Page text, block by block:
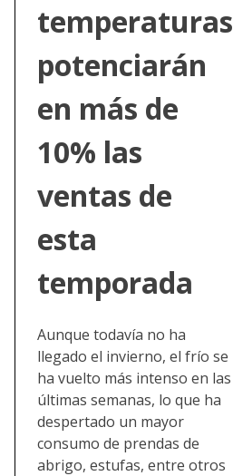
temperaturas
potenciarán
en más de
10% las
ventas de
esta
temporada
Aunque todavía no ha
llegado el invierno, el frío se
ha vuelto más intenso en las
últimas semanas, lo que ha
despertado un mayor
consumo de prendas de
abrigo, estufas, entre otros